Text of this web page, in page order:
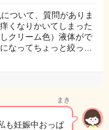
ついて、質問がありま
くなりかいてしまった
クリーム色）液体がで
なってちょっと絞っ…
まき
も妊娠中おっぱ